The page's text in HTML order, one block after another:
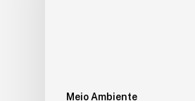
Meio Ambiente